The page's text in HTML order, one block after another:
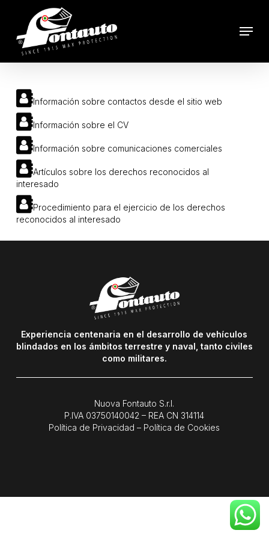
content
Menu
Información sobre contactos desde el sitio web
Información sobre el CV
Información sobre comunicaciones comerciales
Artículos sobre los derechos reconocidos al
interesado
Procedimiento para el ejercicio de los derechos
reconocidos al interesado
Experiencia centenaria en el desarrollo de vehículos
blindados en los ámbitos terrestre y naval, tanto civiles
como militares.
Nuova Fontauto S.r.l.
P.IVA 03750140042 – REA CN 314114
Política de Privacidad – Política de Cookies